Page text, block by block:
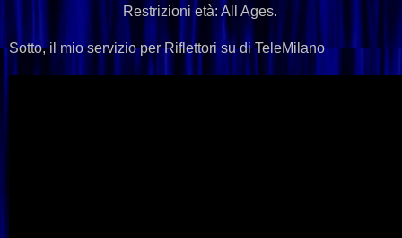
Restrizioni età: All Ages.
Sotto, il mio servizio per Riflettori su di TeleMilano